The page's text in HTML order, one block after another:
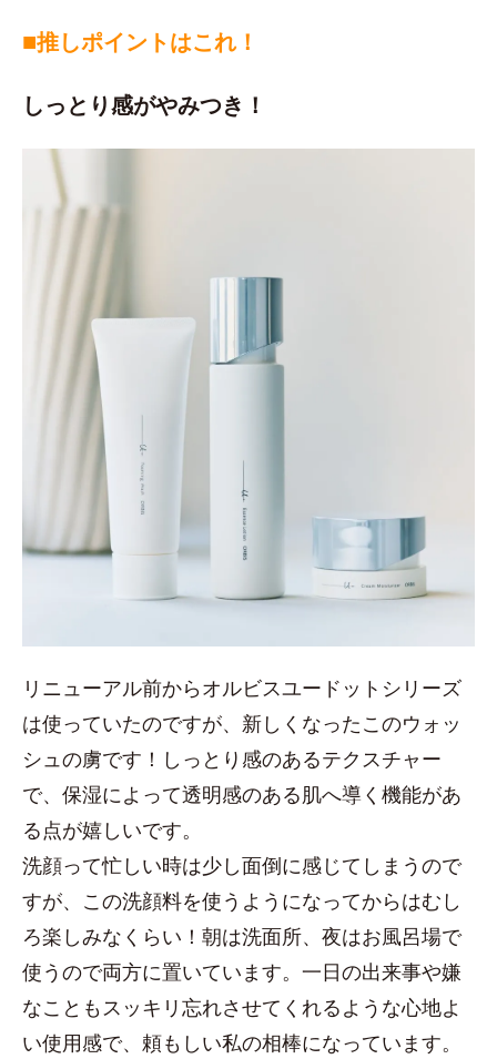
■推しポイントはこれ！
しっとり感がやみつき！
リニューアル前からオルビスユードットシリーズ
は使っていたのですが、新しくなったこのウォッ
シュの虜です！しっとり感のあるテクスチャー
で、保湿によって透明感のある肌へ導く機能があ
る点が嬉しいです。
洗顔って忙しい時は少し面倒に感じてしまうので
すが、この洗顔料を使うようになってからはむし
ろ楽しみなくらい！朝は洗面所、夜はお風呂場で
使うので両方に置いています。一日の出来事や嫌
なこともスッキリ忘れさせてくれるような心地よ
い使用感で、頼もしい私の相棒になっています。